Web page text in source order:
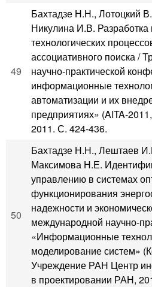
49
Бахтадзе Н.Н., Лотоцкий
Никулина И.В.
технологических
ассоциативного поиска /
научно-практической
информационные
автоматизации и их
предприятиях» (AITA-
2011. С. 424-436.
50
Бахтадзе Н.Н., Лештаев
Максимова Н.Е.
управлению в системах
функционирования
надежности и
международной научно-
«Информационные
моделирование систем»
Учреждение РАН Центр
в проектировании РАН,